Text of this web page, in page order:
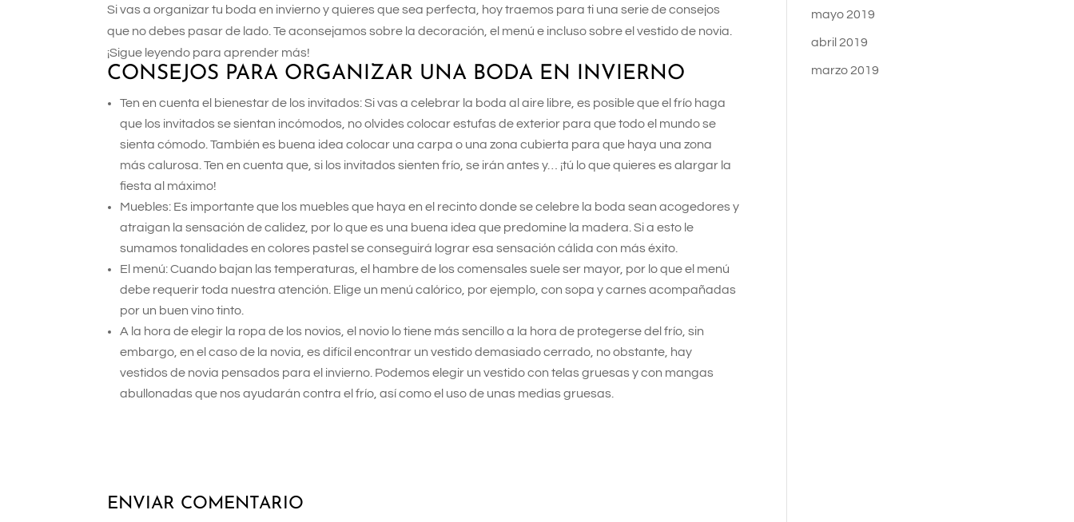
Si vas a organizar tu boda en invierno y quieres que sea perfecta, hoy traemos para ti una serie de consejos
que no debes pasar de lado. Te aconsejamos sobre la decoración, el menú e incluso sobre el vestido de novia.
¡Sigue leyendo para aprender más!
CONSEJOS PARA ORGANIZAR UNA BODA EN INVIERNO
Ten en cuenta el bienestar de los invitados: Si vas a celebrar la boda al aire libre, es posible que el frío haga
que los invitados se sientan incómodos, no olvides colocar estufas de exterior para que todo el mundo se
sienta cómodo. También es buena idea colocar una carpa o una zona cubierta para que haya una zona
más calurosa. Ten en cuenta que, si los invitados sienten frío, se irán antes y… ¡tú lo que quieres es alargar la
fiesta al máximo!
Muebles: Es importante que los muebles que haya en el recinto donde se celebre la boda sean acogedores y
atraigan la sensación de calidez, por lo que es una buena idea que predomine la madera. Si a esto le
sumamos tonalidades en colores pastel se conseguirá lograr esa sensación cálida con más éxito.
El menú: Cuando bajan las temperaturas, el hambre de los comensales suele ser mayor, por lo que el menú
debe requerir toda nuestra atención. Elige un menú calórico, por ejemplo, con sopa y carnes acompañadas
por un buen vino tinto.
A la hora de elegir la ropa de los novios, el novio lo tiene más sencillo a la hora de protegerse del frío, sin
embargo, en el caso de la novia, es difícil encontrar un vestido demasiado cerrado, no obstante, hay
vestidos de novia pensados para el invierno. Podemos elegir un vestido con telas gruesas y con mangas
abullonadas que nos ayudarán contra el frío, así como el uso de unas medias gruesas.
ENVIAR COMENTARIO
mayo 2019
abril 2019
marzo 2019